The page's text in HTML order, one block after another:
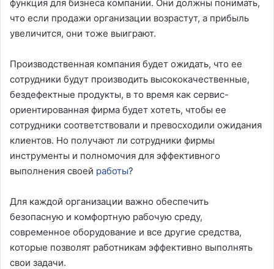
функция для бизнеса компании. Они должны понимать,
что если продажи организации возрастут, а прибыль
увеличится, они тоже выиграют.
Производственная компания будет ожидать, что ее
сотрудники будут производить высококачественные,
бездефектные продукты, в то время как сервис-
ориентированная фирма будет хотеть, чтобы ее
сотрудники соответствовали и превосходили ожидания
клиентов. Но получают ли сотрудники фирмы
инструменты и полномочия для эффективного
выполнения своей работы?
Для каждой организации важно обеспечить
безопасную и комфортную рабочую среду,
современное оборудование и все другие средства,
которые позволят работникам эффективно выполнять
свои задачи.